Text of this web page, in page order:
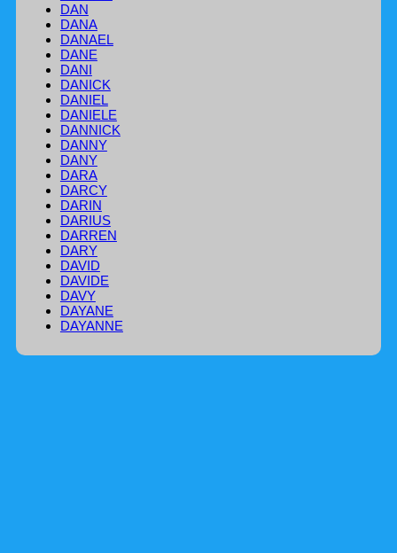
DAN
DANA
DANAEL
DANE
DANI
DANICK
DANIEL
DANIELE
DANNICK
DANNY
DANY
DARA
DARCY
DARIN
DARIUS
DARREN
DARY
DAVID
DAVIDE
DAVY
DAYANE
DAYANNE